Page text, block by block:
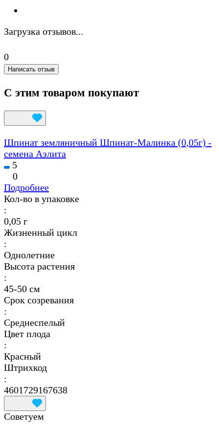
Загрузка отзывов...
0
Написать отзыв
С этим товаром покупают
Шпинат земляничный Шпинат-Малинка (0,05г) -
семена Аэлита
5
0
Подробнее
Кол-во в упаковке
:
0,05 г
Жизненный цикл
:
Однолетние
Высота растения
:
45-50 см
Срок созревания
:
Среднеспелый
Цвет плода
:
Красный
Штрихкод
:
4601729167638
Советуем